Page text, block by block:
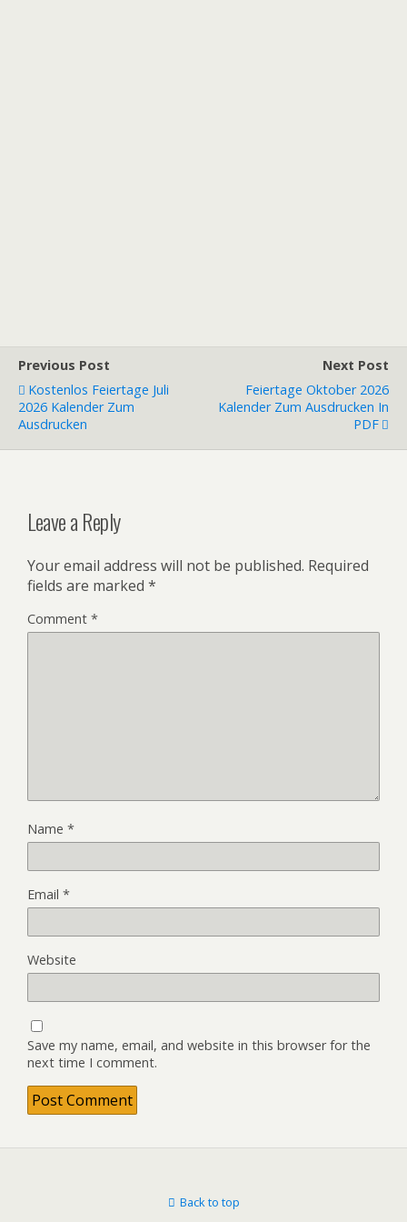
Previous Post
Kostenlos Feiertage Juli
2026 Kalender Zum
Ausdrucken
Next Post
Feiertage Oktober 2026
Kalender Zum Ausdrucken In
PDF
Leave a Reply
Your email address will not be published. Required
fields are marked *
Comment *
Name *
Email *
Website
Save my name, email, and website in this browser for the
next time I comment.
Back to top